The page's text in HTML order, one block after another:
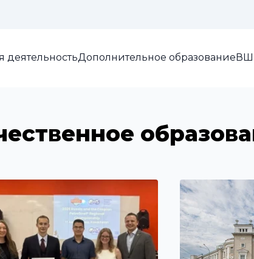
деятельностьДополнительное образование